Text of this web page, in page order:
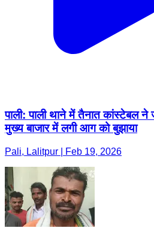
पाली: पाली थाने में तैनात कांस्टेबल
मुख्य बाजार में लगी आग को बुझाया
Pali, Lalitpur | Feb 19, 2026